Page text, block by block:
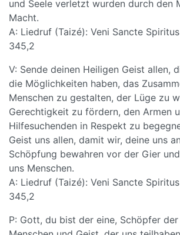
und Seele verletzt wurden durch den
Macht.
A: Liedruf (Taizé): Veni Sancte
345,2
V: Sende deinen Heiligen Geist allen,
die Möglichkeiten haben, das
Menschen zu gestalten, der Lüge zu
Gerechtigkeit zu fördern, den Armen
Hilfesuchenden in Respekt zu
Geist uns allen, damit wir, deine uns
Schöpfung bewahren vor der Gier
uns Menschen.
A: Liedruf (Taizé): Veni Sancte
345,2
P: Gott, du bist der eine, Schöpfer